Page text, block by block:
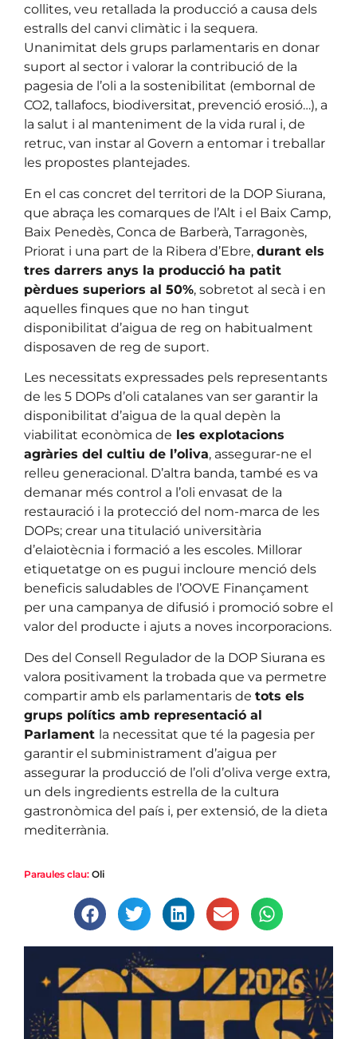
collites, veu retallada la producció a causa dels
estralls del canvi climàtic i la sequera.
Unanimitat dels grups parlamentaris en donar
suport al sector i valorar la contribució de la
pagesia de l’oli a la sostenibilitat (embornal de
CO2, tallafocs, biodiversitat, prevenció erosió…), a
la salut i al manteniment de la vida rural i, de
retruc, van instar al Govern a entomar i treballar
les propostes plantejades.
En el cas concret del territori de la DOP Siurana,
que abraça les comarques de l’Alt i el Baix Camp,
Baix Penedès, Conca de Barberà, Tarragonès,
Priorat i una part de la Ribera d’Ebre, durant els
tres darrers anys la producció ha patit
pèrdues superiors al 50%, sobretot al secà i en
aquelles finques que no han tingut
disponibilitat d’aigua de reg on habitualment
disposaven de reg de suport.
Les necessitats expressades pels representants
de les 5 DOPs d’oli catalanes van ser garantir la
disponibilitat d’aigua de la qual depèn la
viabilitat econòmica de les explotacions
agràries del cultiu de l’oliva, assegurar-ne el
relleu generacional. D’altra banda, també es va
demanar més control a l’oli envasat de la
restauració i la protecció del nom-marca de les
DOPs; crear una titulació universitària
d’elaiotècnia i formació a les escoles. Millorar
etiquetatge on es pugui incloure menció dels
beneficis saludables de l’OOVE Finançament
per una campanya de difusió i promoció sobre el
valor del producte i ajuts a noves incorporacions.
Des del Consell Regulador de la DOP Siurana es
valora positivament la trobada que va permetre
compartir amb els parlamentaris de tots els
grups polítics amb representació al
Parlament la necessitat que té la pagesia per
garantir el subministrament d’aigua per
assegurar la producció de l’oli d’oliva verge extra,
un dels ingredients estrella de la cultura
gastronòmica del país i, per extensió, de la dieta
mediterrània.
Paraules clau: Oli